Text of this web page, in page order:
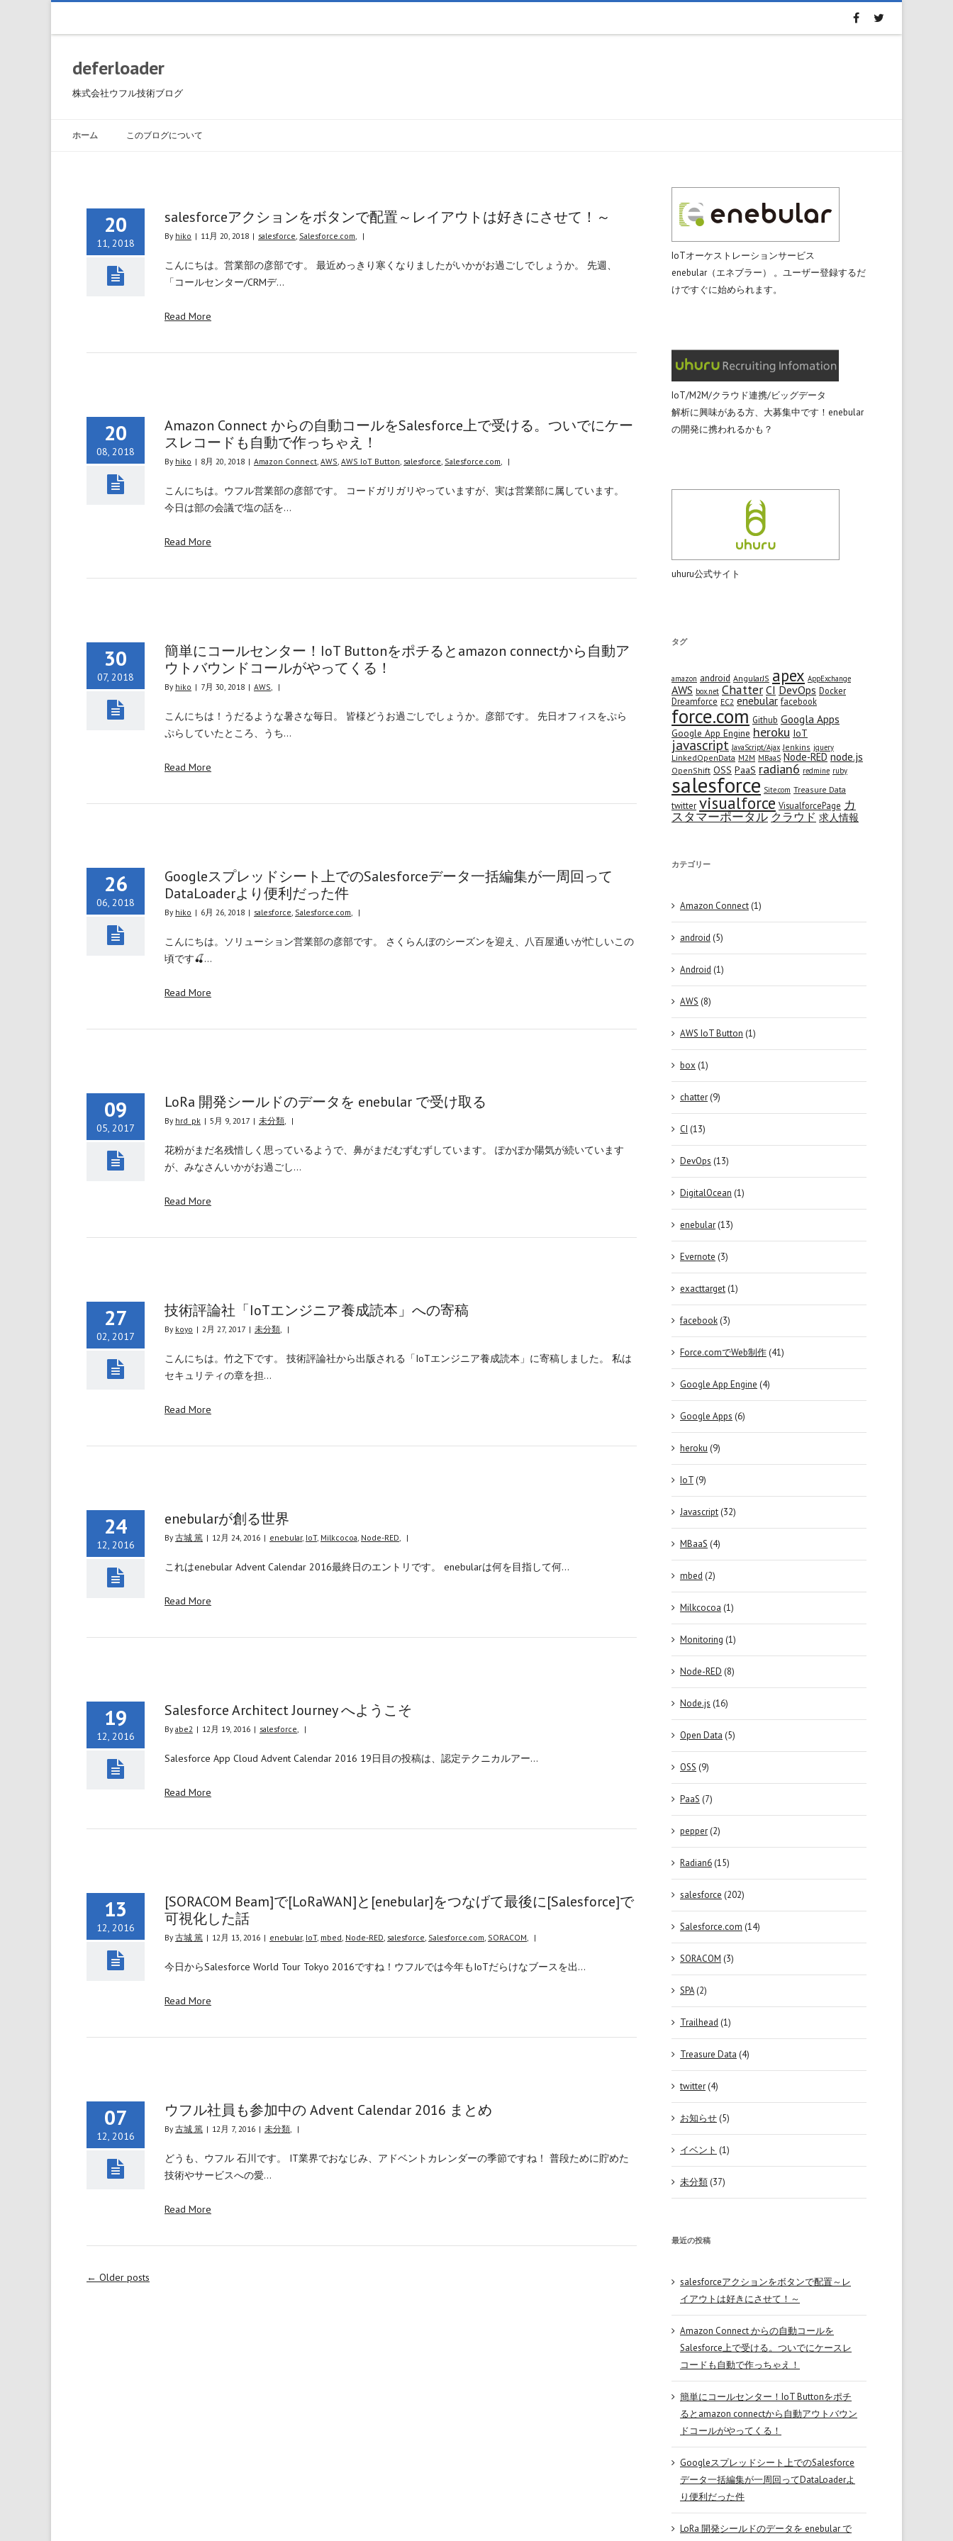
deferloader
株式会社ウフル技術ブログ
ホーム このブログについて
20
11, 2018
salesforceアクションをボタンで配置～レイアウトは好きにさせて！～
By hiko | 11月 20, 2018 | salesforce, Salesforce.com, |
こんにちは。営業部の彦部です。 最近めっきり寒くなりましたがいかがお過ごしでしょうか。 先週、
「コールセンター/CRMデ…
Read More
20
08, 2018
Amazon Connect からの自動コールをSalesforce上で受ける。ついでにケー
スレコードも自動で作っちゃえ！
By hiko | 8月 20, 2018 | Amazon Connect, AWS, AWS IoT Button, salesforce, Salesforce.com, |
こんにちは。ウフル営業部の彦部です。 コードガリガリやっていますが、実は営業部に属しています。
今日は部の会議で塩の話を…
Read More
30
07, 2018
簡単にコールセンター！IoT Buttonをポチるとamazon connectから自動ア
ウトバウンドコールがやってくる！
By hiko | 7月 30, 2018 | AWS, |
こんにちは！うだるような暑さな毎日。 皆様どうお過ごしでしょうか。彦部です。 先日オフィスをぷら
ぷらしていたところ、うち…
Read More
26
06, 2018
Googleスプレッドシート上でのSalesforceデータ一括編集が一周回って
DataLoaderより便利だった件
By hiko | 6月 26, 2018 | salesforce, Salesforce.com, |
こんにちは。ソリューション営業部の彦部です。 さくらんぼのシーズンを迎え、八百屋通いが忙しいこの
頃です🍒…
Read More
09
05, 2017
LoRa 開発シールドのデータを enebular で受け取る
By hrd_pk | 5月 9, 2017 | 未分類, |
花粉がまだ名残惜しく思っているようで、鼻がまだむずむずしています。 ぽかぽか陽気が続いています
が、みなさんいかがお過ごし…
Read More
27
02, 2017
技術評論社「IoTエンジニア養成読本」への寄稿
By koyo | 2月 27, 2017 | 未分類, |
こんにちは。竹之下です。 技術評論社から出版される「IoTエンジニア養成読本」に寄稿しました。 私は
セキュリティの章を担…
Read More
24
12, 2016
enebularが創る世界
By 古城 篤 | 12月 24, 2016 | enebular, IoT, Milkcocoa, Node-RED, |
これはenebular Advent Calendar 2016最終日のエントリです。 enebularは何を目指して何…
Read More
19
12, 2016
Salesforce Architect Journey へようこそ
By abe2 | 12月 19, 2016 | salesforce, |
Salesforce App Cloud Advent Calendar 2016 19日目の投稿は、認定テクニカルアー…
Read More
13
12, 2016
[SORACOM Beam]で[LoRaWAN]と[enebular]をつなげて最後に[Salesforce]で
可視化した話
By 古城 篤 | 12月 13, 2016 | enebular, IoT, mbed, Node-RED, salesforce, Salesforce.com, SORACOM, |
今日からSalesforce World Tour Tokyo 2016ですね！ウフルでは今年もIoTだらけなブースを出…
Read More
07
12, 2016
ウフル社員も参加中の Advent Calendar 2016 まとめ
By 古城 篤 | 12月 7, 2016 | 未分類, |
どうも、ウフル 石川です。 IT業界でおなじみ、アドベントカレンダーの季節ですね！ 普段ために貯めた
技術やサービスへの愛…
Read More
Post
← Older posts
IoTオーケストレーションサービス
enebular（エネブラー） 。ユーザー登録するだ
けですぐに始められます。
IoT/M2M/クラウド連携/ビッグデータ
解析に興味がある方、大募集中です！enebular
の開発に携われるかも？
uhuru公式サイト
タグ
amazon android AngularJS apex AppExchange
AWS box.net Chatter CI DevOps Docker
Dreamforce EC2 enebular facebook
force.com Github Googla Apps
Google App Engine heroku IoT
javascript JavaScript/Ajax Jenkins jquery
LinkedOpenData M2M MBaaS Node-RED node.js
OpenShift OSS PaaS radian6 redmine ruby
salesforce Site.com Treasure Data
twitter visualforce VisualforcePage カ
スタマーポータル クラウド 求人情報
カテゴリー
Amazon Connect(1)
android (5)
Android (1)
AWS (8)
AWS IoT Button (1)
box (1)
chatter(9)
CI (13)
DevOps (13)
DigitalOcean (1)
enebular(13)
Evernote (3)
exacttarget(1)
facebook(3)
Force.comでWeb制作(41)
Google App Engine (4)
Google Apps (6)
heroku (9)
IoT(9)
Javascript(32)
MBaaS (4)
mbed (2)
Milkcocoa (1)
Monitoring (1)
Node-RED (8)
Node.js (16)
Open Data (5)
OSS (9)
PaaS (7)
pepper(2)
Radian6(15)
salesforce (202)
Salesforce.com (14)
SORACOM (3)
SPA(2)
Trailhead (1)
Treasure Data (4)
twitter(4)
お知らせ(5)
イベント (1)
未分類(37)
最近の投稿
salesforceアクションをボタンで配置～レ
イアウトは好きにさせて！～
Amazon Connect からの自動コールを
Salesforce上で受ける。ついでにケースレ
コードも自動で作っちゃえ！
簡単にコールセンター！IoT Buttonをポチ
るとamazon connectから自動アウトバウン
ドコールがやってくる！
Googleスプレッドシート上でのSalesforce
データ一括編集が一周回ってDataLoaderよ
り便利だった件
LoRa 開発シールドのデータを enebular で